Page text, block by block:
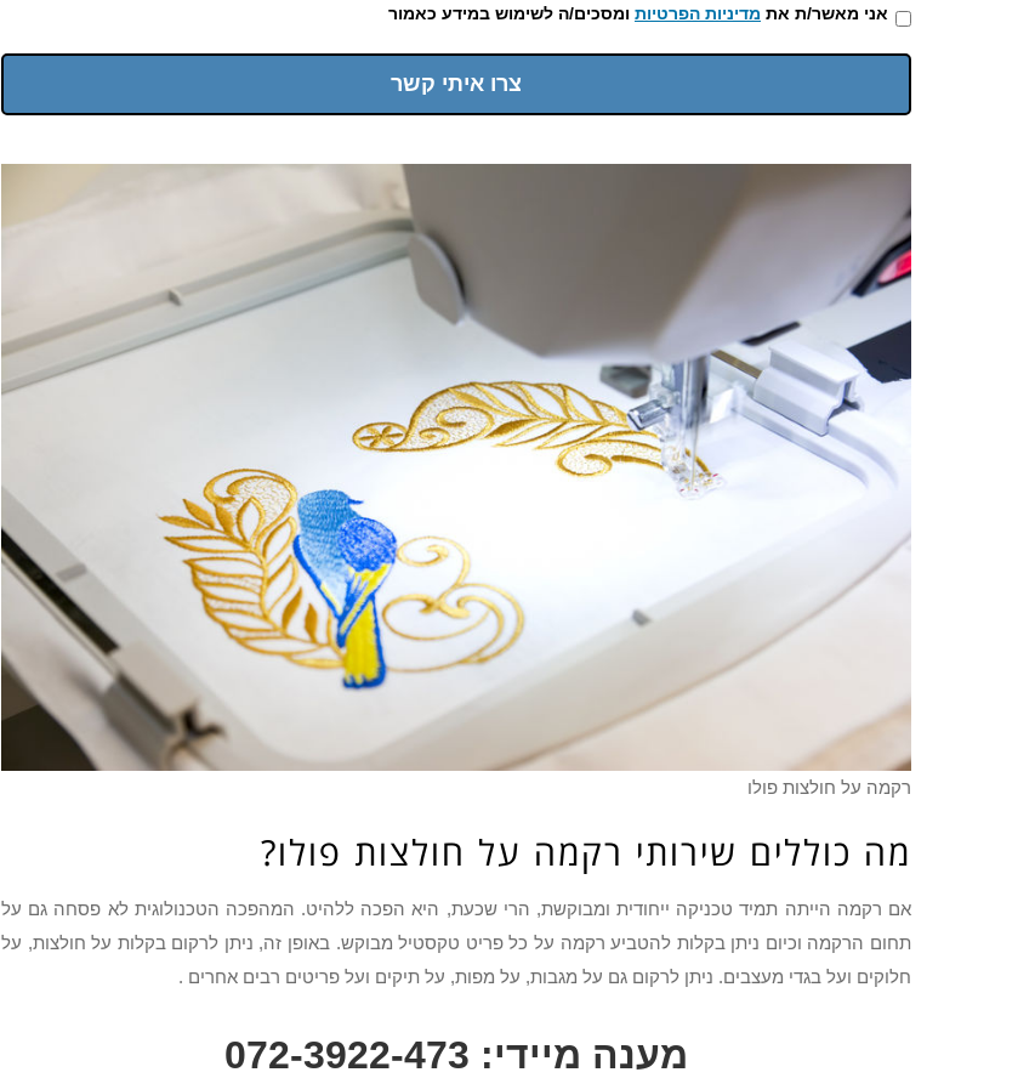
אני מאשר/ת את מדיניות הפרטיות ומסכים/ה לשימוש במידע כאמור
צרו איתי קשר
רקמה על חולצות פולו
מה כוללים שירותי רקמה על חולצות פולו?
אם רקמה הייתה תמיד טכניקה ייחודית ומבוקשת, הרי שכעת, היא הפכה ללהיט. המהפכה הטכנולוגית לא פסחה גם על
תחום הרקמה וכיום ניתן בקלות להטביע רקמה על כל פריט טקסטיל מבוקש. באופן זה, ניתן לרקום בקלות על חולצות, על
חלוקים ועל בגדי מעצבים. ניתן לרקום גם על מגבות, על מפות, על תיקים ועל פריטים רבים אחרים .
מענה מיידי: 072-3922-473